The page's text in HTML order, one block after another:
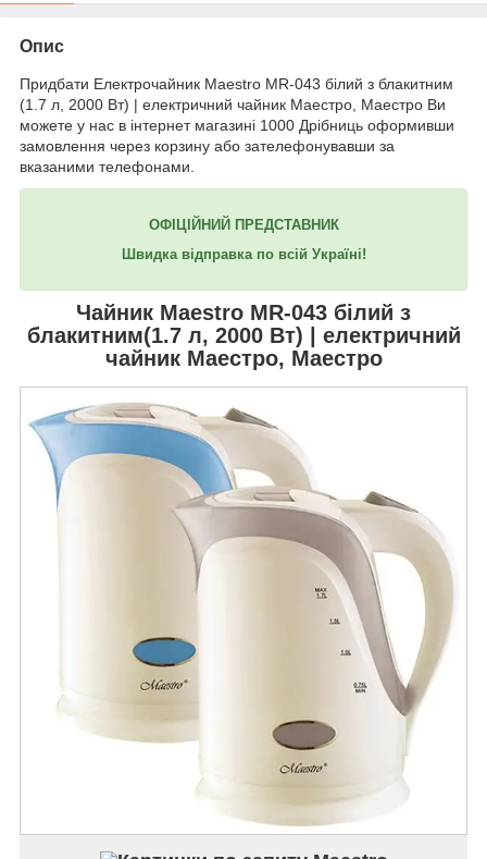
Опис
Придбати Електрочайник Maestro MR-043 білий з блакитним
(1.7 л, 2000 Вт) | електричний чайник Маестро, Маестро Ви
можете у нас в інтернет магазині 1000 Дрібниць оформивши
замовлення через корзину або зателефонувавши за
вказаними телефонами.
ОФІЦІЙНИЙ ПРЕДСТАВНИК
Швидка відправка по всій Україні!
Чайник Maestro MR-043 білий з
блакитним(1.7 л, 2000 Вт) | електричний
чайник Маестро, Маестро